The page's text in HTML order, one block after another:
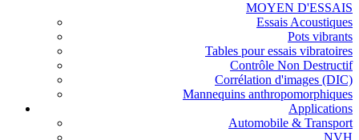
MOYEN D'ESSAIS
Essais Acoustiques
Pots vibrants
Tables pour essais vibratoires
Contrôle Non Destructif
Corrélation d'images (DIC)
Mannequins anthropomorphiques
Applications
Automobile & Transport
NVH